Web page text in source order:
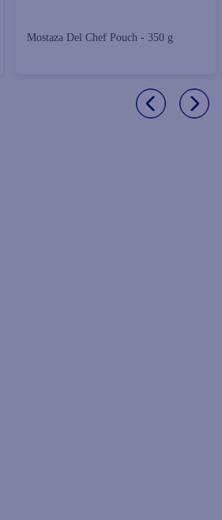
Mostaza Del Chef Pouch - 350 g